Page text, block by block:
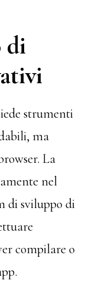
di
strumenti
ma
La
nel
di sviluppo di
compilare o